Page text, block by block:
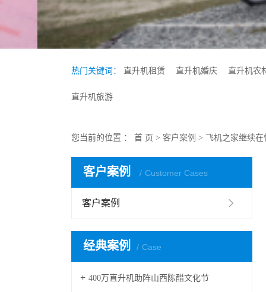
热门关键词： 直升机租赁 直升机婚庆 直升机农
直升机旅游
您当前的位置 ： 首 页 > 客户案例 > 飞机之家继续
客户案例 Customer Cases
客户案例
经典案例 Case
400万直升机助阵山西陈醋文化节